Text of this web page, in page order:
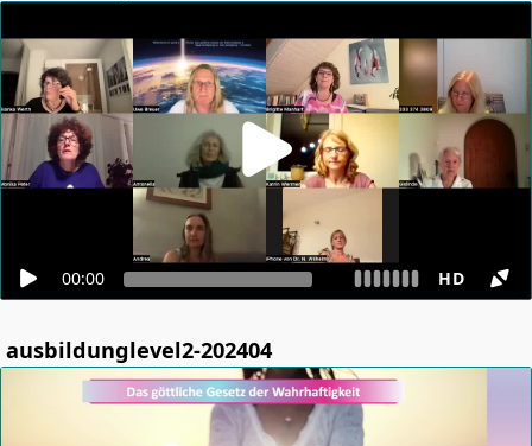
00:00 HD
ausbildunglevel2-202404